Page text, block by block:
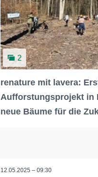
2
renature mit lavera:
Aufforstungsprojekt in
neue Bäume für die
12.05.2025 – 09:30